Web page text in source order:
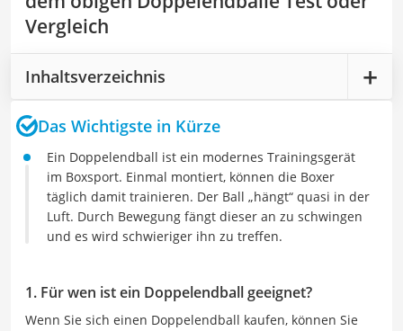
Vergleich
Inhaltsverzeichnis
Das Wichtigste in Kürze
Ein Doppelendball ist ein modernes Trainingsgerät
im Boxsport. Einmal montiert, können die Boxer
täglich damit trainieren. Der Ball „hängt“ quasi in der
Luft. Durch Bewegung fängt dieser an zu schwingen
und es wird schwieriger ihn zu treffen.
1. Für wen ist ein Doppelendball geeignet?
Wenn Sie sich einen Doppelendball kaufen, können Sie